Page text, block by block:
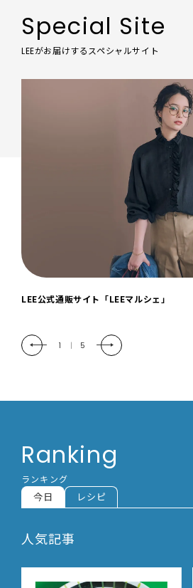
Special Site
LEEがお届けするスペシャルサイト
「LEE DAYS」本物志向にときめく。大人カ
2 | 5
Ranking
ランキング
今日 レシピ
人気記事